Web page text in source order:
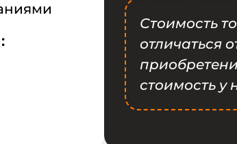
Стоимость
отличаться
стоимость